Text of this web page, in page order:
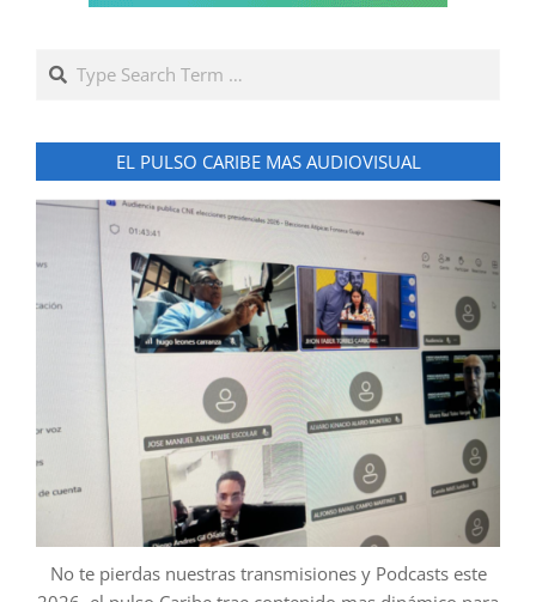
Search
EL PULSO CARIBE MAS AUDIOVISUAL
No te pierdas nuestras transmisiones y Podcasts este